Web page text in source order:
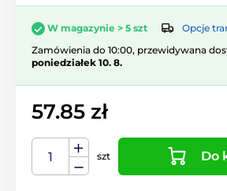
W magazynie > 5 szt
Opcje
Zamówienia do 10:00, przewidywana
poniedziałek 10. 8.
57.85 zł
szt Do